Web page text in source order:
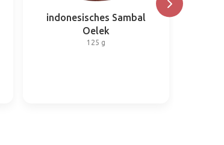
indonesisches Sambal
Oelek
125 g